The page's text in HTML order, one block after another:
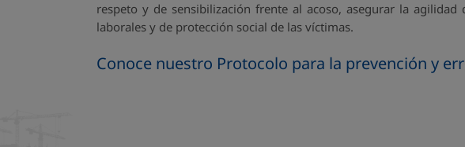
respeto y de sensibilización frente al acoso, asegurar la
laborales y de protección social de las víctimas.
Conoce nuestro Protocolo para la prevención y